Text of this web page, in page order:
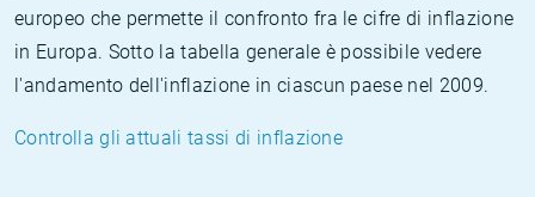
europeo che permette il confronto fra le cifre di inflazione
in Europa. Sotto la tabella generale è possibile vedere
l'andamento dell'inflazione in ciascun paese nel 2009.
Controlla gli attuali tassi di inflazione